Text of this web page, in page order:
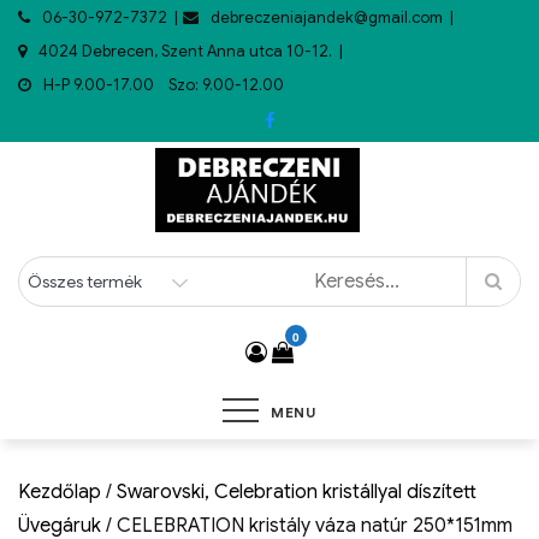
06-30-972-7372
debreczeniajandek@gmail.com
4024 Debrecen, Szent Anna utca 10-12.
H-P 9.00-17.00 Szo: 9.00-12.00
0
MENU
Kezdőlap / Swarovski, Celebration kristállyal díszített
Üvegáruk / CELEBRATION kristály váza natúr 250*151mm